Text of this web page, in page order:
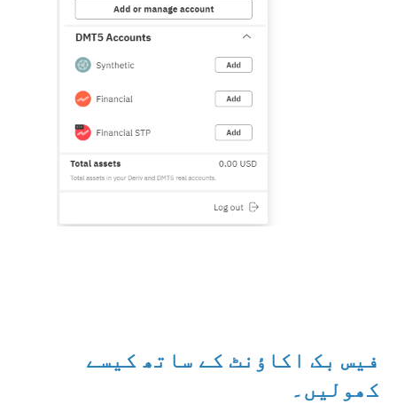
فیس بک اکاؤنٹ کے ساتھ کیسے
کھولیں۔